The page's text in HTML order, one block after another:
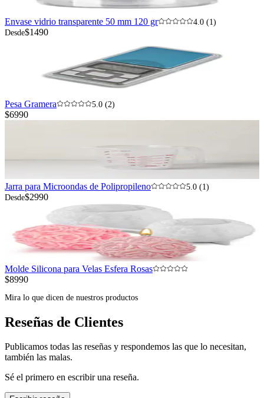
Envase vidrio transparente 50 mm 120 gr
4.0 (1)
Desde$1490
Pesa Gramera 5.0 (2)
$6990
Jarra para Microondas de Polipropileno
5.0 (1)
Desde$2990
Molde Silicona para Velas Esfera Rosas
$8990
Mira lo que dicen de nuestros productos
Reseñas de Clientes
Publicamos todas las reseñas y respondemos las que lo necesitan,
también las malas.
Sé el primero en escribir una reseña.